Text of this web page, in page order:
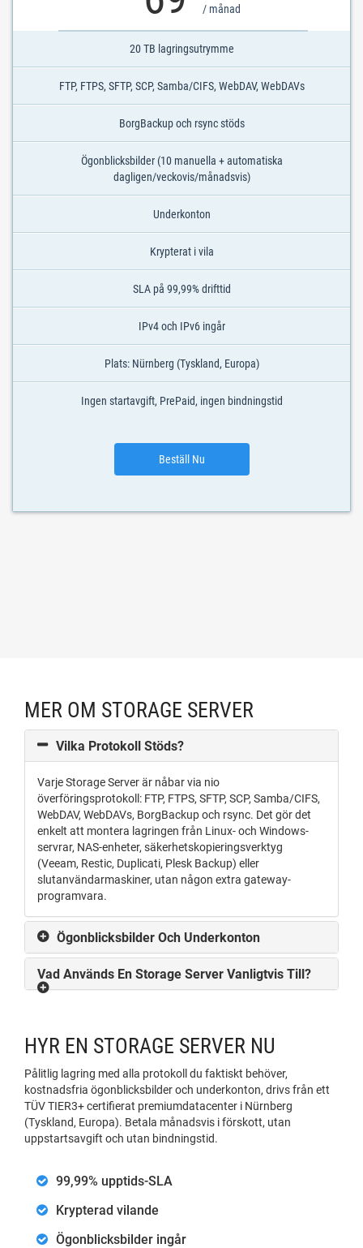
/ månad
20 TB lagringsutrymme
FTP, FTPS, SFTP, SCP, Samba/CIFS, WebDAV, WebDAVs
BorgBackup och rsync stöds
Ögonblicksbilder (10 manuella + automatiska
dagligen/veckovis/månadsvis)
Underkonton
Krypterat i vila
SLA på 99,99% drifttid
IPv4 och IPv6 ingår
Plats: Nürnberg (Tyskland, Europa)
Ingen startavgift, PrePaid, ingen bindningstid
Beställ Nu
MER OM STORAGE SERVER
Vilka Protokoll Stöds?
Varje Storage Server är nåbar via nio
överföringsprotokoll: FTP, FTPS, SFTP, SCP, Samba/CIFS,
WebDAV, WebDAVs, BorgBackup och rsync. Det gör det
enkelt att montera lagringen från Linux- och Windows-
servrar, NAS-enheter, säkerhetskopieringsverktyg
(Veeam, Restic, Duplicati, Plesk Backup) eller
slutanvändarmaskiner, utan någon extra gateway-
programvara.
Ögonblicksbilder Och Underkonton
Vad Används En Storage Server Vanligtvis Till?
HYR EN STORAGE SERVER NU
Pålitlig lagring med alla protokoll du faktiskt behöver,
kostnadsfria ögonblicksbilder och underkonton, drivs från ett
TÜV TIER3+ certifierat premiumdatacenter i Nürnberg
(Tyskland, Europa). Betala månadsvis i förskott, utan
uppstartsavgift och utan bindningstid.
99,99% upptids-SLA
Krypterad vilande
Ögonblicksbilder ingår